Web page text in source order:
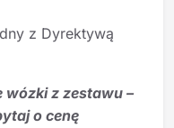
z Dyrektywą
wózki z zestawu –
o cenę